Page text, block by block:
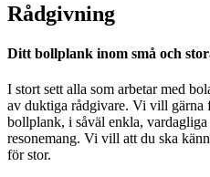
Rådgivning
Ditt bollplank inom små och
I stort sett alla som arbetar med
av duktiga rådgivare. Vi vill gärna
bollplank, i såväl enkla,
resonemang. Vi vill att du ska
för stor.